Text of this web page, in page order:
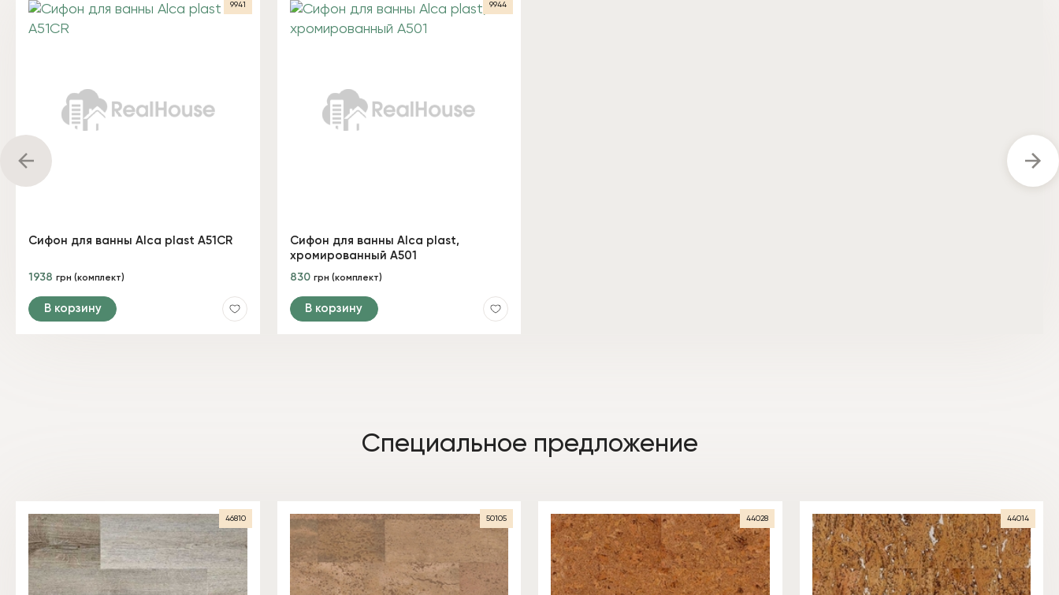
9941
Сифон для ванны Alca plast A51CR
1938 грн (комплект)
В корзину
9944
Сифон для ванны Alca plast,
хромированный A501
830 грн (комплект)
В корзину
Специальное предложение
46810 50105 44028 44014